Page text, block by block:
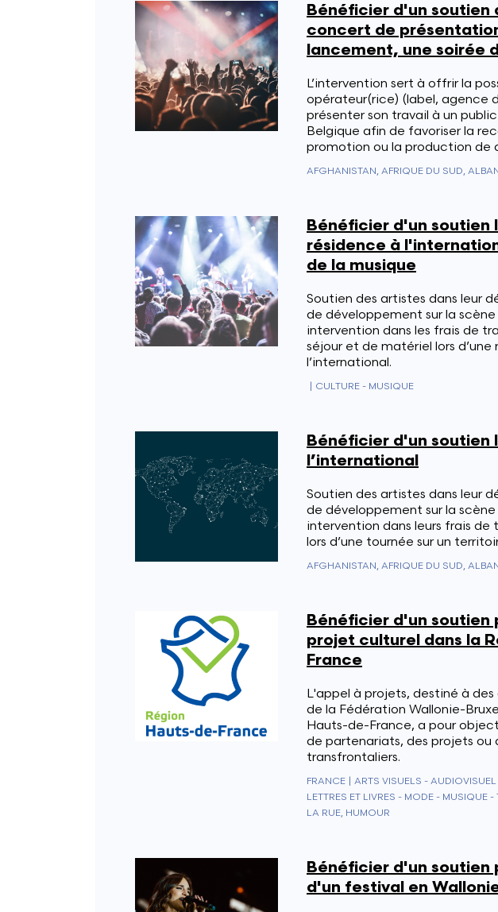
Bénéficier d'un soutien
concert de
lancement, une soirée
L’intervention sert à offrir la
opérateur(rice) (label, agence
présenter son travail à un
Belgique afin de favoriser la
promotion ou la production de
Bénéficier d'un soutien
résidence à
de la musique
Soutien des artistes dans leur
de développement sur la
intervention dans les frais de
séjour et de matériel lors d’une
l’international.
CULTURE - MUSIQUE
Bénéficier d'un soutien
l’international
Soutien des artistes dans leur
de développement sur la
intervention dans leurs frais
lors d’une tournée sur un
Bénéficier d'un soutien
projet culturel dans la
France
L'appel à projets, destiné à
de la Fédération Wallonie-
Hauts-de-France, a pour
de partenariats, des projets ou
transfrontaliers.
FRANCE
ARTS VISUELS -
LETTRES ET LIVRES - MODE - MUSIQUE
LA RUE, HUMOUR
Bénéficier d'un soutien
d'un festival en